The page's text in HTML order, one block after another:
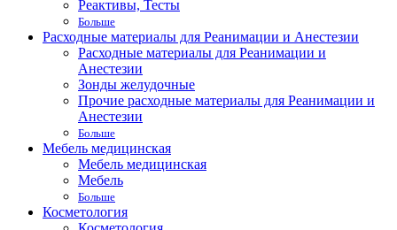
Реактивы, Тесты
Больше
Расходные материалы для Реанимации и Анестезии
Расходные материалы для Реанимации и
Анестезии
Зонды желудочные
Прочие расходные материалы для Реанимации и
Анестезии
Больше
Мебель медицинская
Мебель медицинская
Мебель
Больше
Косметология